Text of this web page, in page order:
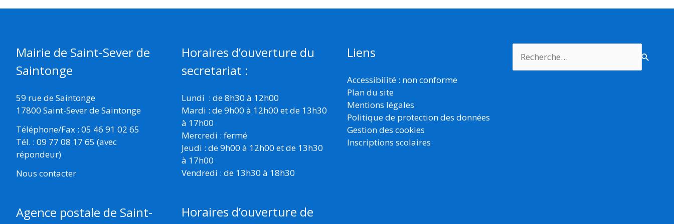
Mairie de Saint-Sever de
Saintonge
59 rue de Saintonge
17800 Saint-Sever de Saintonge
Téléphone/Fax : 05 46 91 02 65
Tél. : 09 77 08 17 65 (avec
répondeur)
Nous contacter
Agence postale de Saint-
Horaires d’ouverture du
secretariat :
Lundi : de 8h30 à 12h00
Mardi : de 9h00 à 12h00 et de 13h30
à 17h00
Mercredi : fermé
Jeudi : de 9h00 à 12h00 et de 13h30
à 17h00
Vendredi : de 13h30 à 18h30
Horaires d’ouverture de
Liens
Accessibilité : non conforme
Plan du site
Mentions légales
Politique de protection des données
Gestion des cookies
Inscriptions scolaires